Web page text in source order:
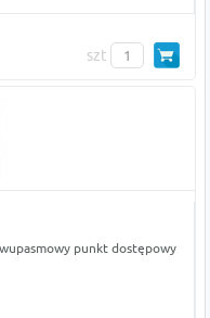
szt
punkt dostępowy